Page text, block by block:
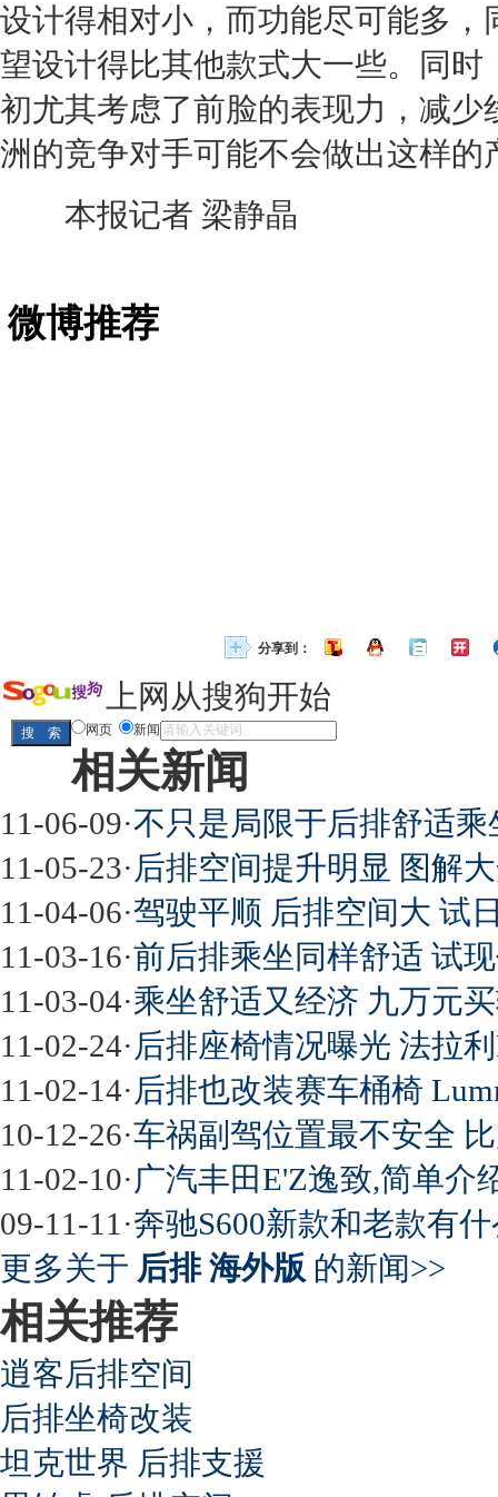
设计得相对小，而功能尽可能多
望设计得比其他款式大一些。同时
初尤其考虑了前脸的表现力，减
洲的竞争对手可能不会做出这样的
本报记者 梁静晶
微博推荐
分享到：
上网从搜狗开始
网页 新闻
相关新闻
11-06-09·不只是局限于后排舒适
11-05-23· 后排空间提升明显 图解
11-04-06·驾驶平顺 后排空间大 试
11-03-16·前后排乘坐同样舒适 试
11-03-04·乘坐舒适又经济 九万元
11-02-24· 后排座椅情况曝光 法拉
11-02-14· 后排也改装赛车桶椅
10-12-26·车祸副驾位置最不安全
11-02-10·广汽丰田E'Z逸致,简单介
09-11-11 ·奔驰S600新款和老款有
更多关于 后排 海外版 的新闻>>
相关推荐
逍客后排空间
后排坐椅改装
坦克世界 后排支援